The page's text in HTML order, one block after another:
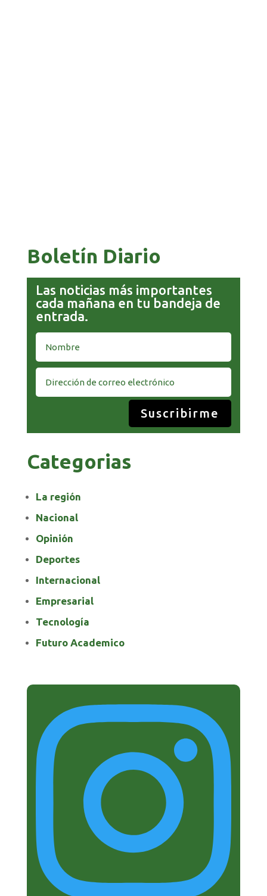
Boletín Diario
Las noticias más importantes
cada mañana en tu bandeja de
entrada.
Suscribirme
Categorias
La región
Nacional
Opinión
Deportes
Internacional
Empresarial
Tecnología
Futuro Academico